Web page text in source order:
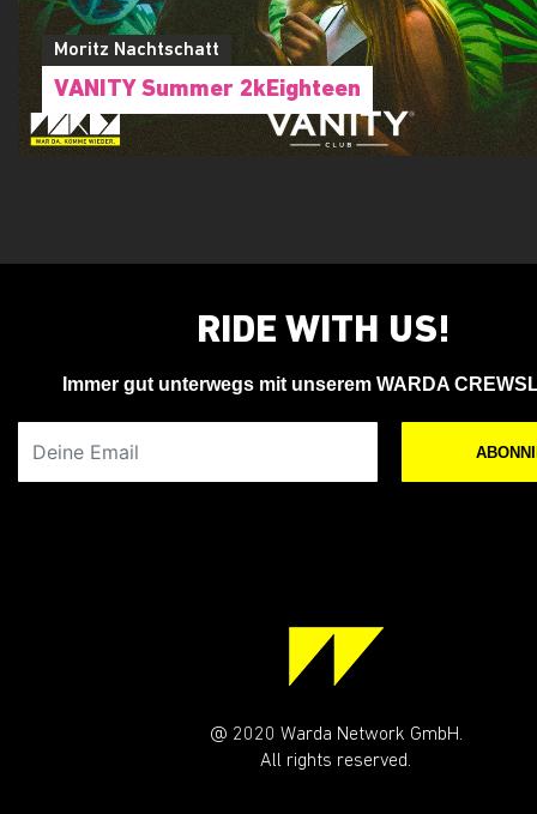
Moritz Nachtschatt
VANITY Summer 2kEighteen
RIDE WITH US!
Immer gut unterwegs mit unserem WARDA
@ 2020 Warda Network GmbH.
All rights reserved.